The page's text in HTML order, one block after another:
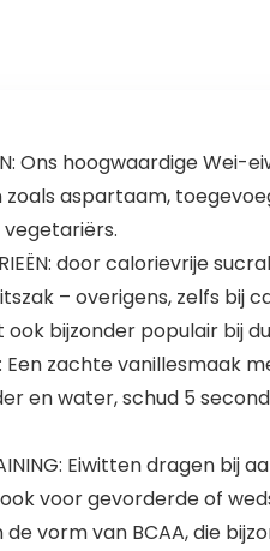
Ons hoogwaardige
aspartaam,
door calorievrije
– overigens, zelfs bij
ook bijzonder populair bij
Een zachte
en water, schud 5
Eiwitten dragen
voor gevorderde of
vorm van BCAA, die